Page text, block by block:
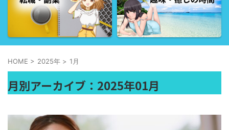
HOME > 2025年 > 1月
月別アーカイブ：2025年01月